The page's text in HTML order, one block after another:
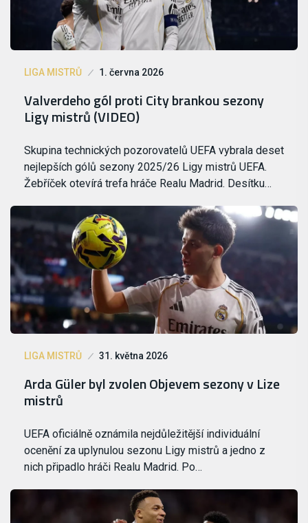
LIGA MISTRŮ 1. června 2026
Valverdeho gól proti City brankou sezony
Ligy mistrů (VIDEO)
Skupina technických pozorovatelů UEFA vybrala deset
nejlepších gólů sezony 2025/26 Ligy mistrů UEFA.
Žebříček otevírá trefa hráče Realu Madrid. Desítku…
LIGA MISTRŮ 31. května 2026
Arda Güler byl zvolen Objevem sezony v Lize
mistrů
UEFA oficiálně oznámila nejdůležitější individuální
ocenění za uplynulou sezonu Ligy mistrů a jedno z
nich připadlo hráči Realu Madrid. Po…